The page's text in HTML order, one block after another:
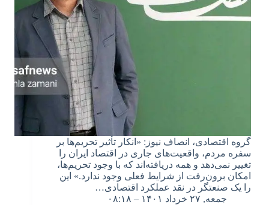
گروه اقتصادی، انصاف نیوز: «انکار تأثیر تحریم‌ها بر
سفره مردم، واقعیت‌های جاری در اقتصاد ایران را
تغییر نمی‌دهد و همه دریافته‌اند که با وجود تحریم‌ها،
امکان برون‌رفت از شرایط فعلی وجود ندارد.» این
را یک صنعتگر در نقد عملکرد اقتصادی…
جمعه, ۲۷ خرداد ۱۴۰۱ – ۰۸:۱۸